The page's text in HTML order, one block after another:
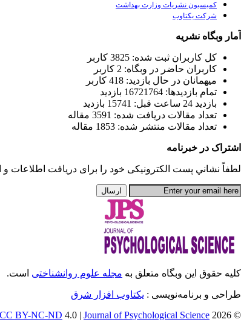
کمیسیون نشریات وزارت بهداشت
شرکت یکتاوب
آمار وبگاه نشریه
كل کاربران ثبت شده: 3825 کاربر
کاربران حاضر در وبگاه: 2 کاربر
ميهمانان در حال بازديد: 418 کاربر
تمام بازديد‌ها: 16721764 بازدید
بازديد 24 ساعت قبل: 15741 بازدید
تعداد مقالات دریافت شده: 3591 مقاله
تعداد مقالات منتشر شده: 1853 مقاله
اشتراک در خبرنامه
لطفاً نشاني پست الكترونيكی خود را برای دريافت اطلاعات و
کلیه حقوق این وبگاه متعلق به مجله علوم روانشناختی است.
طراحی و برنامه‌نویسی : یکتاوب افزار شرق
© 2026
CC BY-NC-ND 4.0 | Journal of Psychological Science